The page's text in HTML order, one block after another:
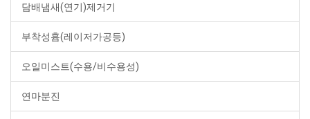
담배냄새(연기)제거기
부착성흄(레이저가공등)
오일미스트(수용/비수용성)
연마분진